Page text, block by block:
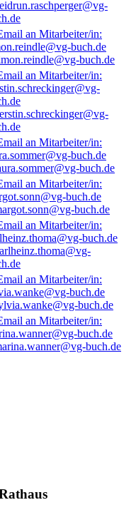
buch.de
buch.de
buch.de
buch.de
buch.de